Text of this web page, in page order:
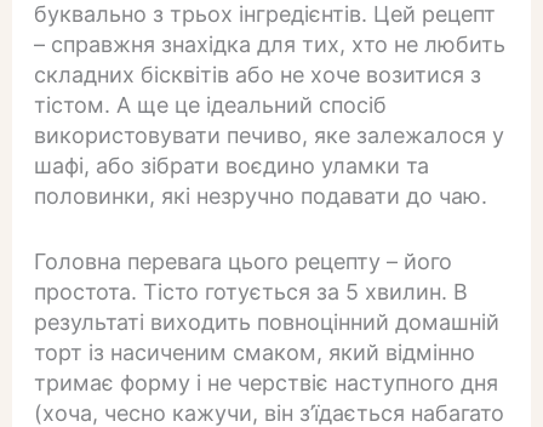
буквально з трьох інгредієнтів. Цей рецепт
– справжня знахідка для тих, хто не любить
складних бісквітів або не хоче возитися з
тістом. А ще це ідеальний спосіб
використовувати печиво, яке залежалося у
шафі, або зібрати воєдино уламки та
половинки, які незручно подавати до чаю.
Головна перевага цього рецепту – його
простота. Тісто готується за 5 хвилин. В
результаті виходить повноцінний домашній
торт із насиченим смаком, який відмінно
тримає форму і не черствіє наступного дня
(хоча, чесно кажучи, він з’їдається набагато